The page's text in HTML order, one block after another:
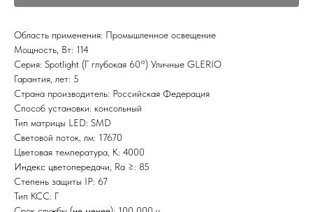
Область применения: Промышленное освещение
Мощность, Вт: 114
Серия: Spotlight (Г глубокая 60°) Уличные GLERIO
Гарантия, лет: 5
Страна производитель: Российская Федерация
Способ установки: консольный
Тип матрицы LED: SMD
Световой поток, лм: 17670
Цветовая температура, К: 4000
Индекс цветопередачи, Ra ≥: 85
Степень защиты IP: 67
Тип КСС: Г